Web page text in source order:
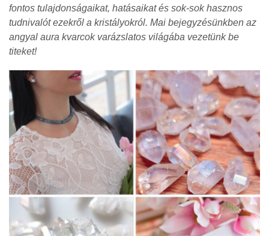
fontos tulajdonságaikat, hatásaikat és sok-sok hasznos
tudnivalót ezekről a kristályokról. Mai bejegyzésünkben az
angyal aura kvarcok varázslatos világába vezetünk be
titeket!